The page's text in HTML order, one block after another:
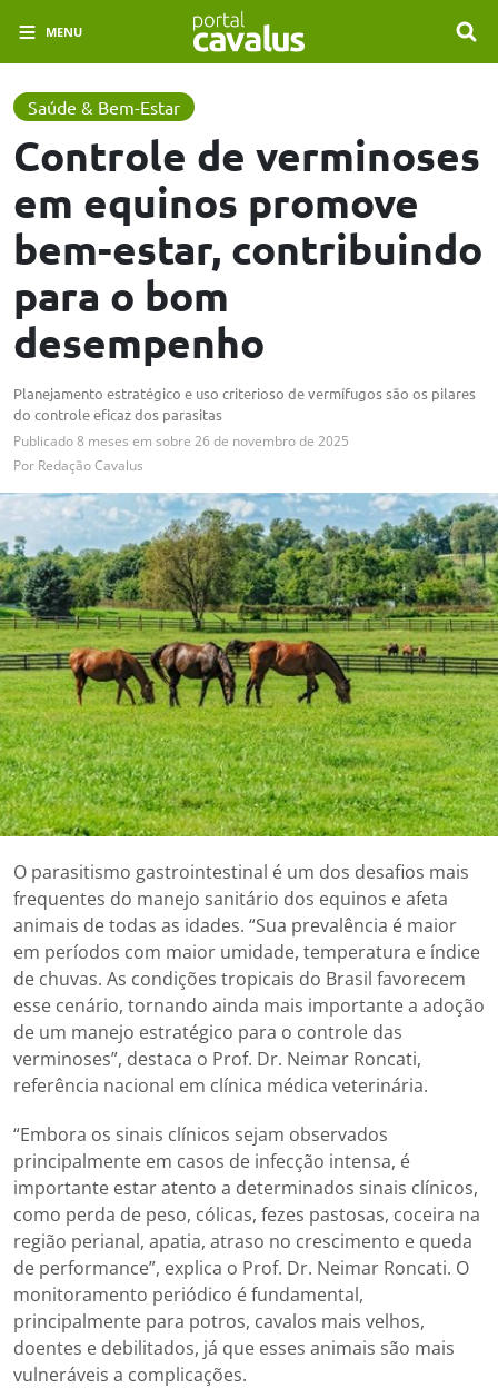
MENU
Saúde & Bem-Estar
Controle de verminoses
em equinos promove
bem-estar, contribuindo
para o bom
desempenho
Planejamento estratégico e uso criterioso de vermífugos são os pilares
do controle eficaz dos parasitas
Publicado8 meses em sobre 26 de novembro de 2025
Por Redação Cavalus
O parasitismo gastrointestinal é um dos desafios mais
frequentes do manejo sanitário dos equinos e afeta
animais de todas as idades. “Sua prevalência é maior
em períodos com maior umidade, temperatura e índice
de chuvas. As condições tropicais do Brasil favorecem
esse cenário, tornando ainda mais importante a adoção
de um manejo estratégico para o controle das
verminoses”, destaca o Prof. Dr. Neimar Roncati,
referência nacional em clínica médica veterinária.
“Embora os sinais clínicos sejam observados
principalmente em casos de infecção intensa, é
importante estar atento a determinados sinais clínicos,
como perda de peso, cólicas, fezes pastosas, coceira na
região perianal, apatia, atraso no crescimento e queda
de performance”, explica o Prof. Dr. Neimar Roncati. O
monitoramento periódico é fundamental,
principalmente para potros, cavalos mais velhos,
doentes e debilitados, já que esses animais são mais
vulneráveis a complicações.